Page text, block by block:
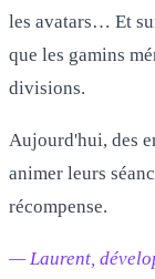
les avatars… Et
que les gamins
divisions.
Aujourd'hui, des
animer leurs
récompense.
— Laurent,